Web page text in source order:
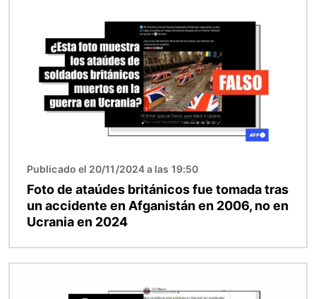
Publicado el 20/11/2024 a las 19:50
Foto de ataúdes británicos fue tomada tras
un accidente en Afganistán en 2006, no en
Ucrania en 2024